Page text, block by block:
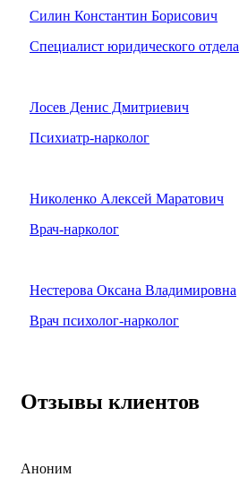
Силин Константин Борисович
Специалист юридического отдела
Лосев Денис Дмитриевич
Психиатр-нарколог
Николенко Алексей Маратович
Врач-нарколог
Нестерова Оксана Владимировна
Врач психолог-нарколог
Отзывы клиентов
Аноним